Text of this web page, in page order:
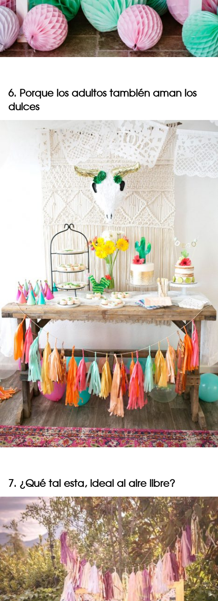
6. Porque los adultos también aman los
dulces
7. ¿Qué tal esta, ideal al aire libre?